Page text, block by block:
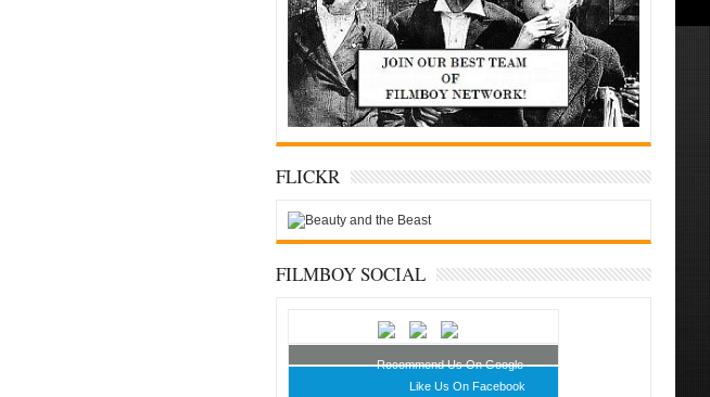
FLICKR
FILMBOY SOCIAL
Recommend Us On Google
Like Us On Facebook